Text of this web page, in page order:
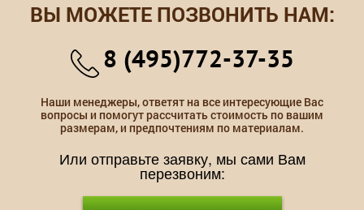
ВЫ МОЖЕТЕ ПОЗВОНИТЬ НАМ:
8 (495)772-37-35
Наши менеджеры, ответят на все интересующие Вас
вопросы и помогут рассчитать стоимость по вашим
размерам, и предпочтениям по материалам.
Или отправьте заявку, мы сами Вам
перезвоним: